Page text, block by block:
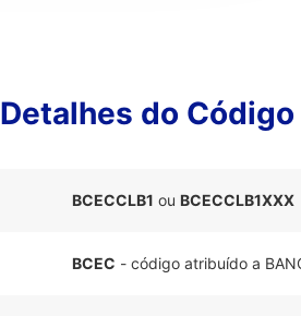
Detalhes do Código
BCECCLB1 ou BCECCLB1XXX
BCEC - código atribuído a